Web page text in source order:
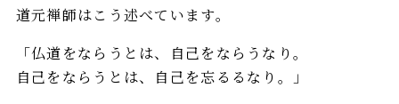
道元禅師はこう述べています。
「仏道をならうとは、自己をならうなり。
自己をならうとは、自己を忘るるなり。」